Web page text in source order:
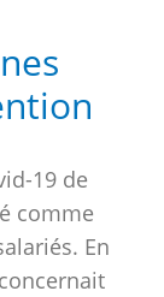
19 de
comme
En